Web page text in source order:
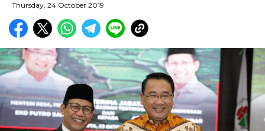
Thursday, 24 October 2019